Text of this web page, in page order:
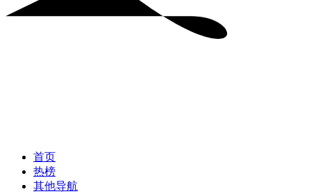
首页
热榜
其他导航